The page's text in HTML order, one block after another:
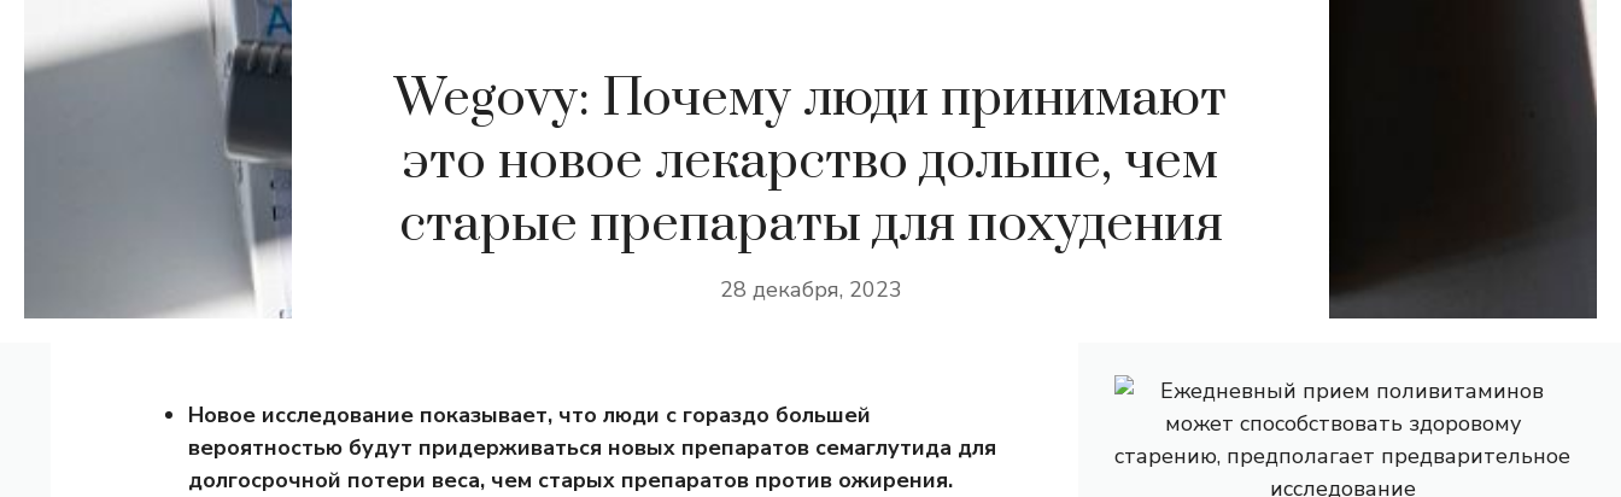
Wegovy: Почему люди принимают
это новое лекарство дольше, чем
старые препараты для похудения
28 декабря, 2023
Новое исследование показывает, что люди с гораздо большей
вероятностью будут придерживаться новых препаратов семаглутида для
долгосрочной потери веса, чем старых препаратов против ожирения.